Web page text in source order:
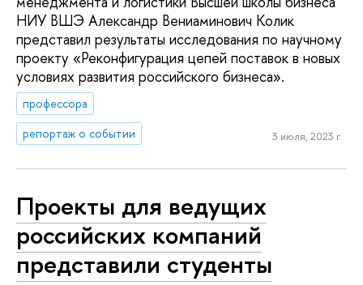
НИУ ВШЭ Александр Вениаминович Колик
представил результаты исследования по научному
проекту «Реконфигурация цепей поставок в новых
условиях развития российского бизнеса».
профессора
репортаж о событии
3 июля, 2023 г.
Проекты для ведущих
российских компаний
представили студенты